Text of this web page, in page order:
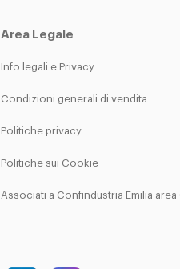
Area Legale
Info legali e Privacy
Condizioni generali di vendita
Politiche privacy
Politiche sui Cookie
Associati a Confindustria Emilia